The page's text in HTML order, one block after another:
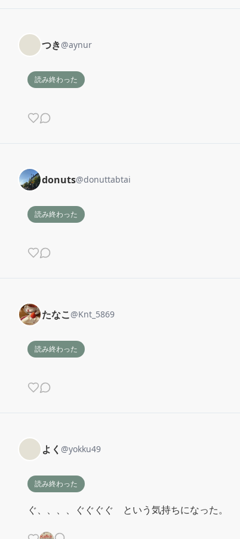
つき@aynur
読み終わった
donuts@donuttabtai
読み終わった
たなこ@Knt_5869
読み終わった
よく @yokku49
読み終わった
ぐ、、、、ぐぐぐぐ　という気持ちになった。